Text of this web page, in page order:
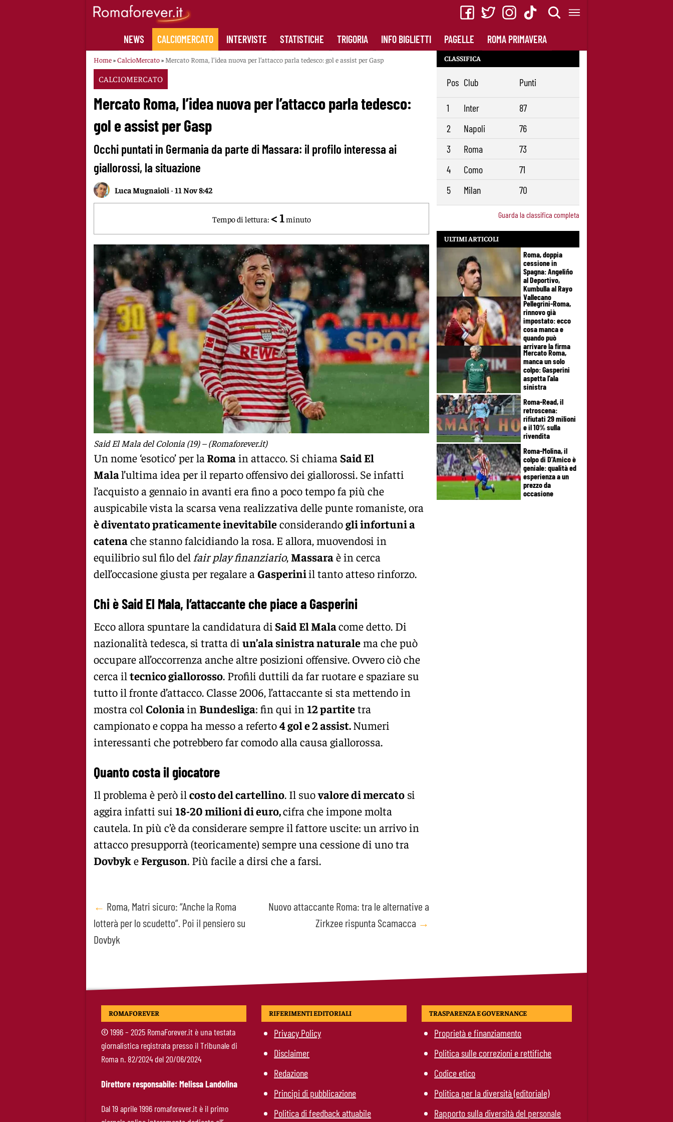
NEWS CALCIOMERCATO INTERVISTE STATISTICHE TRIGORIA INFO BIGLIETTI PAGELLE ROMA PRIMAVERA
Home»CalcioMercato» Mercato Roma, l’idea nuova per l’attacco parla tedesco: gol e assist per Gasp
CALCIOMERCATO
Mercato Roma, l’idea nuova per l’attacco parla tedesco:
gol e assist per Gasp
Occhi puntati in Germania da parte di Massara: il profilo interessa ai
giallorossi, la situazione
Luca Mugnaioli -11 Nov 8:42
Tempo di lettura: < 1 minuto
Said El Mala del Colonia (19) – (Romaforever.it)
Un nome ‘esotico’ per laRomain attacco. Si chiama Said El
Malal’ultima idea per il reparto offensivo dei giallorossi. Se infatti
l’acquisto a gennaio in avanti era fino a poco tempo fa più che
auspicabile vista la scarsa vena realizzativa delle punte romaniste, ora
è diventato praticamente inevitabileconsiderandogli infortuni a
catenache stanno falcidiando la rosa. E allora, muovendosi in
equilibrio sul filo del fair play finanziario, Massaraè in cerca
dell’occasione giusta per regalare a Gasperiniil tanto atteso rinforzo.
Chi è Said El Mala, l’attaccante che piace a Gasperini
Ecco allora spuntare la candidatura di Said El Malacome detto. Di
nazionalità tedesca, si tratta di un’ala sinistra naturalema che può
occupare all’occorrenza anche altre posizioni offensive. Ovvero ciò che
cerca il tecnico giallorosso. Profili duttili da far ruotare e spaziare su
tutto il fronte d’attacco. Classe 2006, l’attaccante si sta mettendo in
mostra col Coloniain Bundesliga: fin qui in 12 partitetra
campionato e coppa ha messo a referto4 gol e 2 assist.Numeri
interessanti che potrebbero far comodo alla causa giallorossa.
Quanto costa il giocatore
Il problema è però il costo del cartellino. Il suovalore di mercato si
aggira infatti sui 18-20 milioni di euro,cifra che impone molta
cautela. In più c’è da considerare sempre il fattore uscite: un arrivo in
attacco presupporrà (teoricamente) sempre una cessione di uno tra
DovbykeFerguson. Più facile a dirsi che a farsi.
Post
navigation
← Roma, Matri sicuro: “Anche la Roma
lotterà per lo scudetto”. Poi il pensiero su
Dovbyk
Nuovo attaccante Roma: tra le alternative a
Zirkzee rispunta Scamacca →
CLASSIFICA
Pos Club Punti
1 Inter
87
2
Napoli
76
3
Roma
73
4
Como
71
5
Milan 70
Guarda la classifica completa
ULTIMI ARTICOLI
Roma, doppia
cessione in
Spagna: Angeliño
al Deportivo,
Kumbulla al Rayo
Vallecano
Pellegrini-Roma,
rinnovo già
impostato: ecco
cosa manca e
quando può
arrivare la firma
Mercato Roma,
manca un solo
colpo: Gasperini
aspetta l’ala
sinistra
Roma-Read, il
retroscena:
rifiutati 29 milioni
e il 10% sulla
rivendita
Roma-Molina, il
colpo di D’Amico è
geniale: qualità ed
esperienza a un
prezzo da
occasione
ROMAFOREVER
©1996 – 2025 RomaForever.it è una testata
giornalistica registrata presso il Tribunale di
Roma n. 82/2024 del 20/06/2024
Direttore responsabile: Melissa Landolina
Dal 19 aprile 1996 romaforever.it è il primo
RIFERIMENTI EDITORIALI
Privacy Policy
Disclaimer
Redazione
Principi di pubblicazione
Politica di feedback attuabile
TRASPARENZA E GOVERNANCE
Proprietà e finanziamento
Politica sulle correzioni e rettifiche
Codice etico
Politica per la diversità (editoriale)
Rapporto sulla diversità del personale